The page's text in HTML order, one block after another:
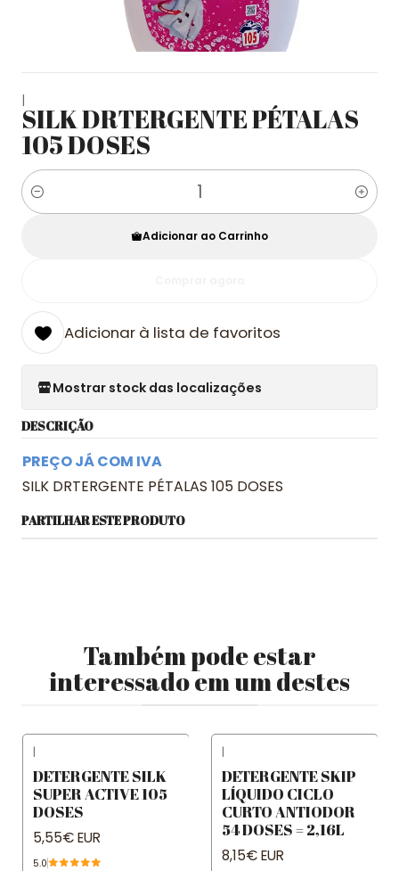
|
SILK DRTERGENTE PÉTALAS
105 DOSES
Quantidade
Adicionar ao Carrinho
Adicionar à lista de favoritos
Mostrar stock das localizações
DESCRIÇÃO
PREÇO JÁ COM IVA
SILK DRTERGENTE PÉTALAS 105 DOSES
PARTILHAR ESTE PRODUTO
Também pode estar
interessado em um destes
|
DETERGENTE SILK
SUPER ACTIVE 105
DOSES
5,55€ EUR
5.0
|
DETERGENTE SKIP
LÍQUIDO CICLO
CURTO ANTIODOR
54 DOSES = 2,16L
8,15€ EUR